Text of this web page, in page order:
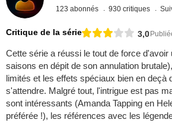
123 abonnés 930 critiques
Critique de la série 3,0
Cette série a réussi le tout de force d'avoir
saisons en dépit de son annulation
limités et les effets spéciaux bien en deçà
s'attendre. Malgré tout, l'intrigue est pas
sont intéressants (Amanda Tapping en
préférée !), les références avec les